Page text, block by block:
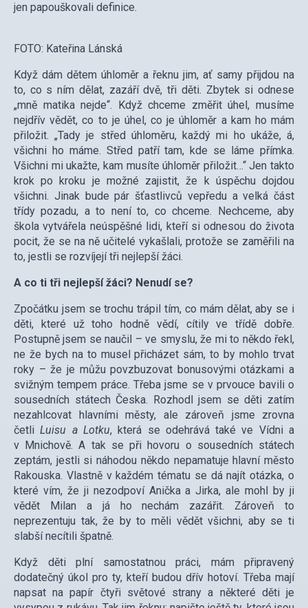
jen papouškovali definice.
FOTO: Kateřina Lánská
Když dám dětem úhloměr a řeknu jim, ať samy přijdou na
to, co s ním dělat, zazáří dvě, tři děti. Zbytek si odnese
„mně matika nejde“. Když chceme změřit úhel, musíme
nejdřív vědět, co to je úhel, co je úhloměr a kam ho mám
přiložit. „Tady je střed úhloměru, každý mi ho ukáže, á,
všichni ho máme. Střed patří tam, kde se láme přímka.
Všichni mi ukažte, kam musíte úhloměr přiložit…“ Jen takto
krok po kroku je možné zajistit, že k úspěchu dojdou
všichni. Jinak bude pár šťastlivců vepředu a velká část
třídy pozadu, a to není to, co chceme. Nechceme, aby
škola vytvářela neúspěšné lidi, kteří si odnesou do života
pocit, že se na ně učitelé vykašlali, protože se zaměřili na
to, jestli se rozvíjejí tři nejlepší žáci.
A co ti tři nejlepší žáci? Nenudí se?
Zpočátku jsem se trochu trápil tím, co mám dělat, aby se i
děti, které už toho hodně vědí, cítily ve třídě dobře.
Postupně jsem se naučil – ve smyslu, že mi to někdo řekl,
ne že bych na to musel přicházet sám, to by mohlo trvat
roky – že je můžu povzbuzovat bonusovými otázkami a
svižným tempem práce. Třeba jsme se v prvouce bavili o
sousedních státech Česka. Rozhodl jsem se děti zatím
nezahlcovat hlavními městy, ale zároveň jsme zrovna
četliLuisu a Lotku, která se odehrává také ve Vídni a
v Mnichově. A tak se při hovoru o sousedních státech
zeptám, jestli si náhodou někdo nepamatuje hlavní město
Rakouska. Vlastně v každém tématu se dá najít otázka, o
které vím, že ji nezodpoví Anička a Jirka, ale mohl by ji
vědět Milan a já ho nechám zazářit. Zároveň to
neprezentuju tak, že by to měli vědět všichni, aby se ti
slabší necítili špatně.
Když děti plní samostatnou práci, mám připravený
dodatečný úkol pro ty, kteří budou dřív hotoví. Třeba mají
napsat na papír čtyři světové strany a některé děti je